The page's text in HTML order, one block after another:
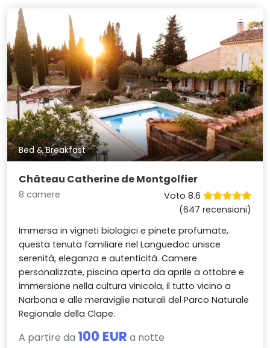
Bed & Breakfast
Château Catherine de Montgolfier
8 camere
Voto 8.6
(647 recensioni)
Immersa in vigneti biologici e pinete profumate,
questa tenuta familiare nel Languedoc unisce
serenità, eleganza e autenticità. Camere
personalizzate, piscina aperta da aprile a ottobre e
immersione nella cultura vinicola, il tutto vicino a
Narbona e alle meraviglie naturali del Parco Naturale
Regionale della Clape.
A partire da 100 EUR a notte